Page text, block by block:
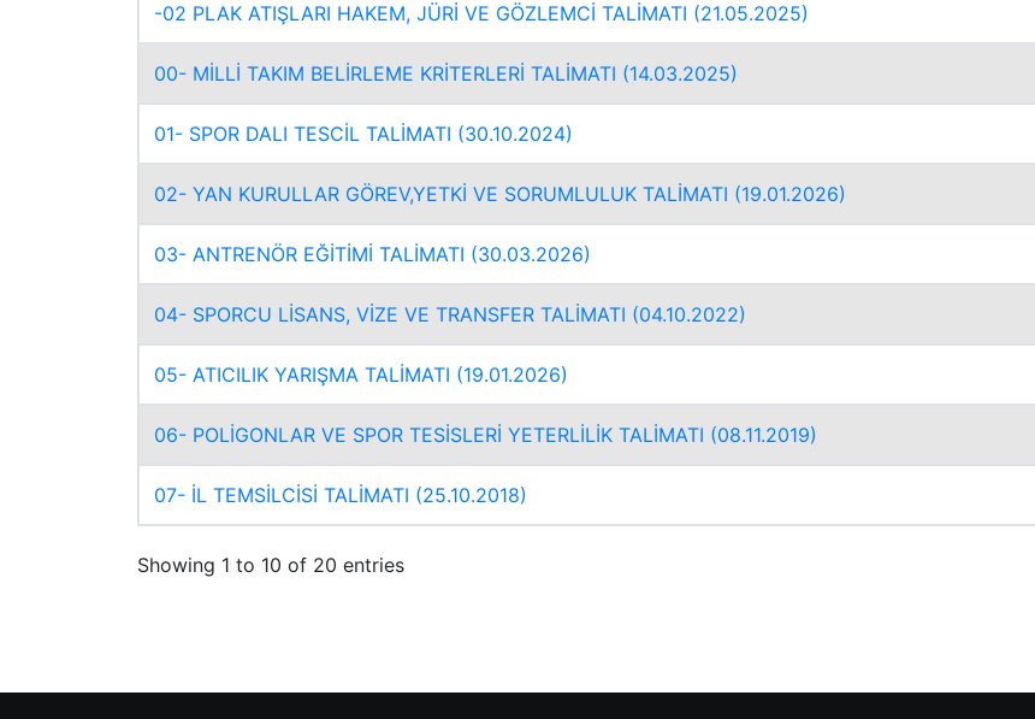
-02 PLAK ATIŞLARI HAKEM, JÜRİ VE GÖZLEMCİ TALİMATI (21.05.2025)
00- MİLLİ TAKIM BELİRLEME KRİTERLERİ TALİMATI (14.03.2025)
01- SPOR DALI TESCİL TALİMATI (30.10.2024)
02- YAN KURULLAR GÖREV,YETKİ VE SORUMLULUK TALİMATI (19.01.2026)
03- ANTRENÖR EĞİTİMİ TALİMATI (30.03.2026)
04- SPORCU LİSANS, VİZE VE TRANSFER TALİMATI (04.10.2022)
05- ATICILIK YARIŞMA TALİMATI (19.01.2026)
06- POLİGONLAR VE SPOR TESİSLERİ YETERLİLİK TALİMATI (08.11.2019)
07- İL TEMSİLCİSİ TALİMATI (25.10.2018)
Showing 1 to 10 of 20 entries